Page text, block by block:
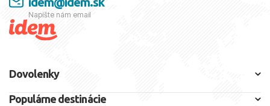
Napíšte nám email
Dovolenky
Populárne destinácie